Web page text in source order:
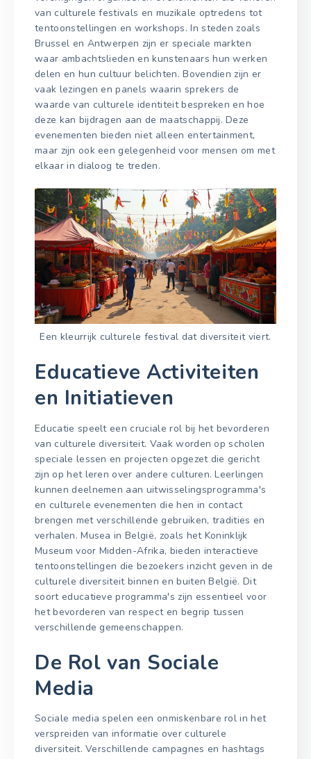
van culturele festivals en muzikale optredens tot
tentoonstellingen en workshops. In steden zoals
Brussel en Antwerpen zijn er speciale markten
waar ambachtslieden en kunstenaars hun werken
delen en hun cultuur belichten. Bovendien zijn er
vaak lezingen en panels waarin sprekers de
waarde van culturele identiteit bespreken en hoe
deze kan bijdragen aan de maatschappij. Deze
evenementen bieden niet alleen entertainment,
maar zijn ook een gelegenheid voor mensen om met
elkaar in dialoog te treden.
Een kleurrijk culturele festival dat diversiteit viert.
Educatieve Activiteiten
en Initiatieven
Educatie speelt een cruciale rol bij het bevorderen
van culturele diversiteit. Vaak worden op scholen
speciale lessen en projecten opgezet die gericht
zijn op het leren over andere culturen. Leerlingen
kunnen deelnemen aan uitwisselingsprogramma's
en culturele evenementen die hen in contact
brengen met verschillende gebruiken, tradities en
verhalen. Musea in België, zoals het Koninklijk
Museum voor Midden-Afrika, bieden interactieve
tentoonstellingen die bezoekers inzicht geven in de
culturele diversiteit binnen en buiten België. Dit
soort educatieve programma's zijn essentieel voor
het bevorderen van respect en begrip tussen
verschillende gemeenschappen.
De Rol van Sociale
Media
Sociale media spelen een onmiskenbare rol in het
verspreiden van informatie over culturele
diversiteit. Verschillende campagnes en hashtags